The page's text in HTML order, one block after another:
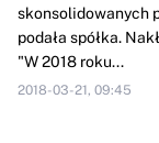
skonsolidowanych
podała spółka.
"W 2018 roku...
2018-03-21, 09:45